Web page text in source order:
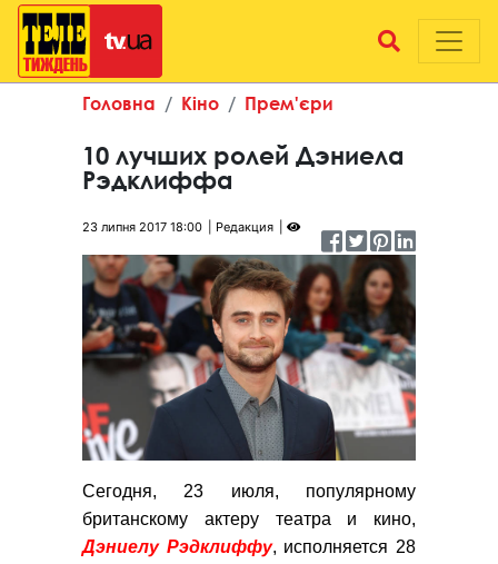
Головна Кіно Прем'єри
10 лучших ролей Дэниела
Рэдклиффа
23 липня 2017 18:00 Редакция
Сегодня, 23 июля, популярному
британскому актеру театра и кино,
Дэниелу Рэдклиффу, исполняется 28